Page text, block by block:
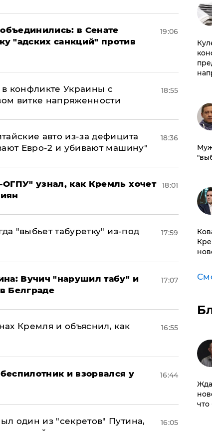
в Сенате
"адских санкций" против
19:06
в конфликте Украины с
витке напряженности
18:55
авто из-за дефицита
Евро-2 и убивают машину"
18:36
узнал, как Кремль хочет
18:01
"выбьет табуретку" из-под
17:59
Вучич "нарушил табу" и
Белграде
17:07
Кремля и объяснил, как
16:55
и взорвался у
16:44
один из "секретов" Путина,
16:05
что